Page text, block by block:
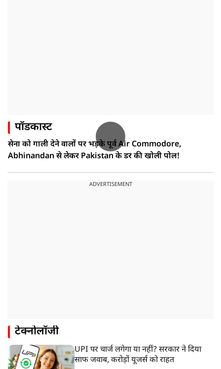
पॉडकास्ट
सेना को गाली देने वालों पर भड़के पूर्व Air Commodore,
Abhinandan से लेकर Pakistan के डर की खोली पोल!
ADVERTISEMENT
टेक्नोलॉजी
UPI पर चार्ज लगेगा या नहीं? सरकार ने दिया
साफ जवाब, करोड़ों यूजर्स को राहत